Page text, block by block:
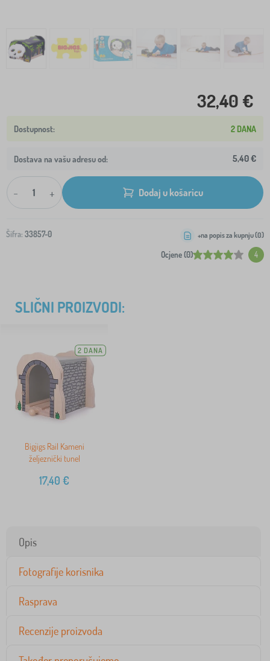
32,40 €
2 DANA
Dostava na vašu adresu od: 5,40 €
- + Dodaj u košaricu
Šifra: 33857-0
Ocjene (0) 4
+na popis za kupnju (0)
SLIČNI PROIZVODI:
2 DANA
Bigjigs Rail Kameni
željeznički tunel
17,40 €
Opis
Fotografije korisnika
Rasprava
Recenzije proizvoda